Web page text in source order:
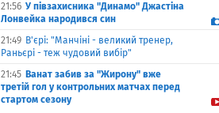
21:56 У півзахисника "Динамо" Джастіна
Лонвейка народився син
21:49 В'єрі: "Манчіні - великий тренер,
Раньєрі - теж чудовий вибір"
21:45 Ванат забив за "Жирону" вже
третій гол у контрольних матчах перед
стартом сезону